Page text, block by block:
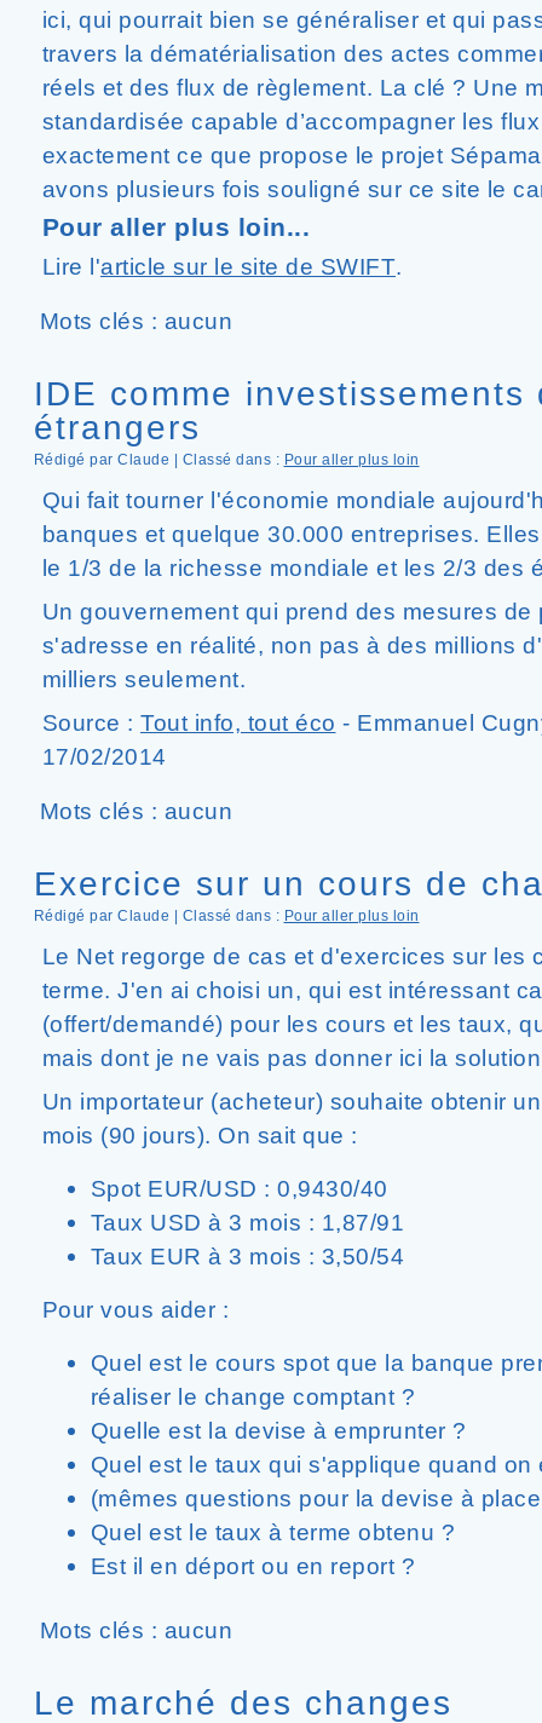
ici, qui pourrait bien se généraliser et qui
travers la dématérialisation des actes
réels et des flux de règlement. La clé ? Une
standardisée capable d’accompagner les
exactement ce que propose le projet
avons plusieurs fois souligné sur ce site le
Pour aller plus loin...
Lire l'article sur le site de SWIFT.
Mots clés : aucun
IDE comme investissements
étrangers
Rédigé par Claude | Classé dans : Pour aller plus loin
Qui fait tourner l'économie mondiale
banques et quelque 30.000 entreprises.
le 1/3 de la richesse mondiale et les 2/3 des
Un gouvernement qui prend des mesures
s'adresse en réalité, non pas à des millions
milliers seulement.
Source : Tout info, tout éco - Emmanuel
17/02/2014
Mots clés : aucun
Exercice sur un cours de
Rédigé par Claude | Classé dans : Pour aller plus loin
Le Net regorge de cas et d'exercices sur les
terme. J'en ai choisi un, qui est intéressant
(offert/demandé) pour les cours et les taux,
mais dont je ne vais pas donner ici la
Un importateur (acheteur) souhaite obtenir
mois (90 jours). On sait que :
Spot EUR/USD : 0,9430/40
Taux USD à 3 mois : 1,87/91
Taux EUR à 3 mois : 3,50/54
Pour vous aider :
Quel est le cours spot que la banque
réaliser le change comptant ?
Quelle est la devise à emprunter ?
Quel est le taux qui s'applique quand on
(mêmes questions pour la devise à
Quel est le taux à terme obtenu ?
Est il en déport ou en report ?
Mots clés : aucun
Le marché des changes